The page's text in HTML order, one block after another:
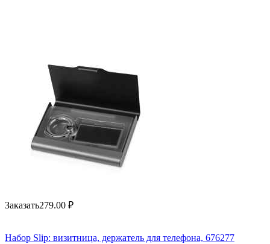
Заказать279.00 ₽
Набор Slip: визитница, держатель для телефона, 676277